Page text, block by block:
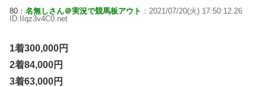
80： 名無しさん＠実況で競馬板アウト ：2021/07/20(火) 17:50:12.26
ID:IIqz3v4C0.net
1着300,000円
2着84,000円
3着63,000円